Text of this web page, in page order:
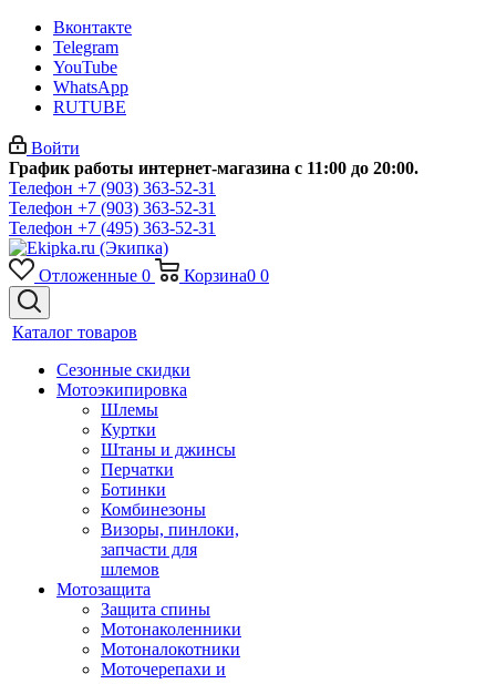
Вконтакте
Telegram
YouTube
WhatsApp
RUTUBE
Войти
График работы интернет-магазина с 11:00 до 20:00.
Телефон +7 (903) 363-52-31
Телефон +7 (903) 363-52-31
Телефон +7 (495) 363-52-31
Отложенные 0 Корзина0 0
Каталог товаров
Сезонные скидки
Мотоэкипировка
Шлемы
Куртки
Штаны и джинсы
Перчатки
Ботинки
Комбинезоны
Визоры, пинлоки,
запчасти для
шлемов
Мотозащита
Защита спины
Мотонаколенники
Мотоналокотники
Моточерепахи и